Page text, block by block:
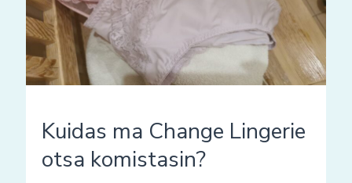
Kuidas ma Change Lingerie
otsa komistasin?